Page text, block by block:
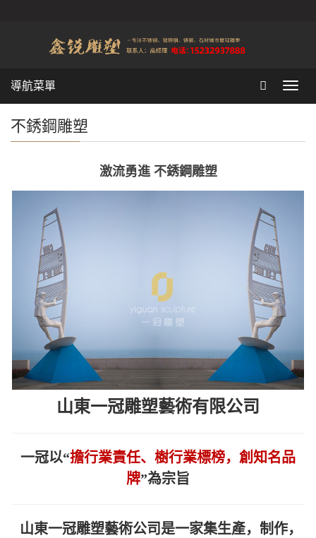
導航菜單
不銹鋼雕塑
激流勇進 不銹鋼雕塑
山東一冠雕塑藝術有限公司
一冠以“擔行業責任、樹行業標榜，創知名品
牌”為宗旨
山東一冠雕塑藝術公司是一家集生產，制作，